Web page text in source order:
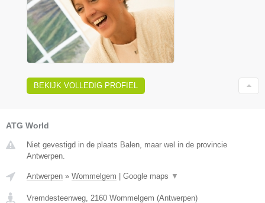
BEKIJK VOLLEDIG PROFIEL
ATG World
Niet gevestigd in de plaats Balen, maar wel in de provincie
Antwerpen.
Antwerpen » Wommelgem Google maps ▼
Vremdesteenweg, 2160 Wommelgem (Antwerpen)